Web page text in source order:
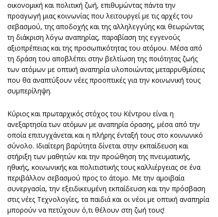
οικονομική και πολιτική ζωή, επιθυμώντας πάντα την
προαγωγή μιας κοινωνίας που λειτουργεί με τις αρχές του
σεβασμού, της αποδοχής και της αλληλεγγύης και θεωρώντας
τη διάκριση λόγω αναπηρίας, παραβίαση της εγγενούς
αξιοπρέπειας και της προσωπικότητας του ατόμου. Μέσα από
τη δράση του αποβλέπει στην βελτίωση της ποιότητας ζωής
των ατόμων με οπτική αναπηρία υλοποιώντας μεταρρυθμίσεις
που θα αναπτύξουν νέες προοπτικές για την κοινωνική τους
συμπερίληψη.
Κύριος και πρωταρχικός στόχος του Κέντρου είναι η
ανεξαρτησία των ατόμων με αναπηρία όρασης, μέσα από την
οποία επιτυγχάνεται και η πλήρης ένταξή τους στο κοινωνικό
σύνολο. Ιδιαίτερη βαρύτητα δίνεται στην εκπαίδευση και
στήριξη των μαθητών και την προώθηση της πνευματικής,
ηθικής, κοινωνικής και πολιτιστικής τους καλλιέργειας σε ένα
περιβάλλον σεβασμού προς το άτομο. Με την αμοιβαία
συνεργασία, την εξειδικευμένη εκπαίδευση και την πρόσβαση
στις νέες Τεχνολογίες, τα παιδιά και οι νέοι με οπτική αναπηρία
μπορούν να πετύχουν ό,τι θέλουν στη ζωή τους!